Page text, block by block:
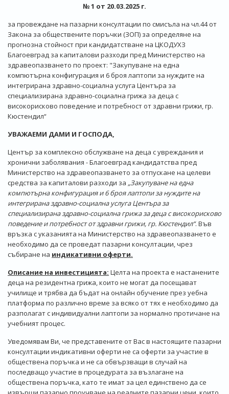
№ 1 от 20.03.2025 г.
за провеждане на пазарни консултации по смисъла на чл.44 от
Закона за обществените поръчки (ЗОП) за определяне на
прогнозна стойност при кандидатстване на ЦКОДУХЗ
Благоевград за капиталови разходи пред Министерство на
здравеопазването по проект: "Закупуване на една
компютърна конфигурация и 6 броя лаптопи за нуждите на
интегрирана здравно-социална услуга Центъра за
специализирана здравно-социална грижа за деца с
високорисково поведение и потребност от здравни грижи, гр.
Кюстендил“
УВАЖАЕМИ ДАМИ И ГОСПОДА,
Център за комплексно обслужване на деца с увреждания и
хронични заболявания - Благоевград кандидатства пред
Министерство на здравеопазването за отпускане на целеви
средства за капиталови разходи за „Закупуване на една
компютърна конфигурация и 6 броя лаптопи за нуждите на
интегрирана здравно-социална услуга Центъра за
специализирана здравно-социална грижа за деца с високорисково
поведение и потребност от здравни грижи, гр. Кюстендил“. Във
връзка с указанията на Министерство на здравеопазването е
необходимо да се проведат пазарни консултации, чрез
събиране на индикативни оферти.
Описание на инвестицията: Целта на проекта е настанените
деца на резидентна грижа, които не могат да посещават
училище и трябва да бъдат на онлайн обучение през уебна
платформа по различно време за всяко от тях е необходимо да
разполагат с индивидуални лаптопи за нормално протичане на
учебният процес.
Уведомявам Ви, че представените от Вас в настоящите пазарни
консултации индикативни оферти не са оферти за участие в
обществена поръчка и не са обвързващи в случай на
последващо участие в процедурата за възлагане на
обществена поръчка, като те имат за цел единствено да се